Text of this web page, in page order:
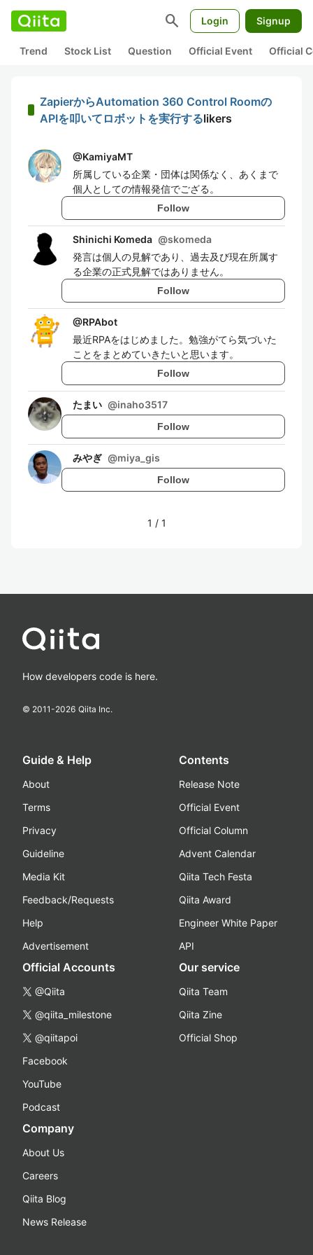
search Login Signup
Trend Stock List Question Official Event Official
ZapierからAutomation 360 Control Roomの
APIを叩いてロボットを実行するlikers
@KamiyaMT
所属している企業・団体は関係なく、あくまで
個人としての情報発信でござる。
Follow
Shinichi Komeda @skomeda
発言は個人の見解であり、過去及び現在所属す
る企業の正式見解ではありません。
Follow
@RPAbot
最近RPAをはじめました。勉強がてら気づいた
ことをまとめていきたいと思います。
Follow
たまい @inaho3517
Follow
みやぎ @miya_gis
Follow
1 / 1
How developers code is here.
© 2011-2026 Qiita Inc.
Guide & Help
About
Terms
Privacy
Guideline
Media Kit
Feedback/Requests
Help
Advertisement
Contents
Release Note
Official Event
Official Column
Advent Calendar
Qiita Tech Festa
Qiita Award
Engineer White Paper
API
Official Accounts
@Qiita
@qiita_milestone
@qiitapoi
Facebook
YouTube
Podcast
Our service
Qiita Team
Qiita Zine
Official Shop
Company
About Us
Careers
Qiita Blog
News Release